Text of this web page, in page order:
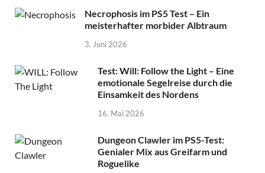
Necrophosis im PS5 Test – Ein
meisterhafter morbider Albtraum
3. Juni 2026
Test: Will: Follow the Light – Eine
emotionale Segelreise durch die
Einsamkeit des Nordens
16. Mai 2026
Dungeon Clawler im PS5-Test:
Genialer Mix aus Greifarm und
Roguelike